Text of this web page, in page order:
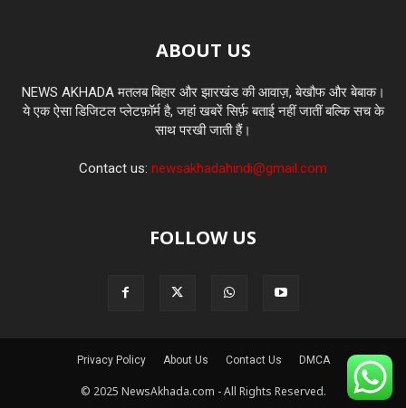
ABOUT US
NEWS AKHADA मतलब बिहार और झारखंड की आवाज़, बेखौफ और बेबाक।
ये एक ऐसा डिजिटल प्लेटफ़ॉर्म है, जहां खबरें सिर्फ़ बताई नहीं जातीं बल्कि सच के
साथ परखी जाती हैं।
Contact us: newsakhadahindi@gmail.com
FOLLOW US
Privacy Policy About Us Contact Us DMCA
© 2025 NewsAkhada.com - All Rights Reserved.